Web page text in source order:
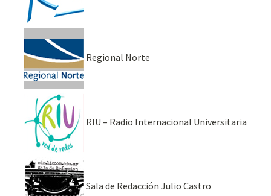
Regional Norte
RIU – Radio Internacional Universitaria
Sala de Redacción Julio Castro